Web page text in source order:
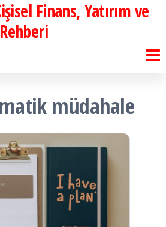
Finans, Yatırım ve
müdahale